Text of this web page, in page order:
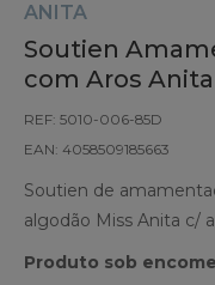
ANITA
Soutien
com Aros
REF: 5010-006-85D
EAN: 4058509185663
Soutien de
algodão Miss Anita c/
Produto sob